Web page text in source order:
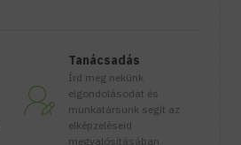
Tanácsadás
Írd meg nekünk
elgondolásodat és
munkatársunk segít az
elképzeléseid
megvalósításában.